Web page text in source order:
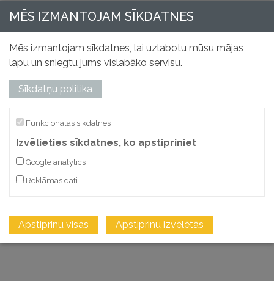
MĒS IZMANTOJAM SĪKDATNES
Mēs izmantojam sīkdatnes, lai uzlabotu mūsu mājas
lapu un sniegtu jums vislabāko servisu.
Sīkdatņu politika
Funkcionālās sīkdatnes
Izvēlieties sīkdatnes, ko apstipriniet
Google analytics
Reklāmas dati
Apstiprinu visas Apstiprinu izvēlētās